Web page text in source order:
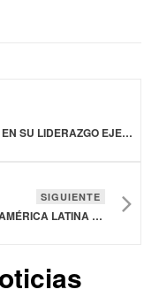
TYSON FOODS ANUNCIA CAMBIOS EN SU LIDERAZGO EJECUTIVO
SIGUIENTE
ALSEA PLANEA INVERTIR 6,000 MDP EN AMÉRICA LATINA Y EUROPA EN 2025